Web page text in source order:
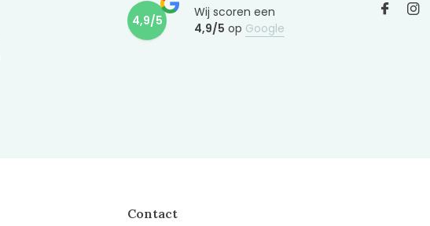
4,9/5
Wij scoren een
4,9/5 op Google
Contact